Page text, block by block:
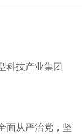
科技产业集团
面从严治党，坚